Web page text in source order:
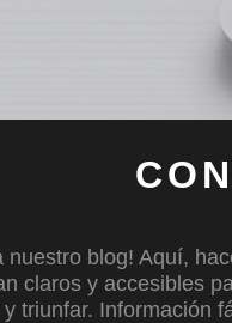
nuestro blog! Aquí,
claros y accesibles
triunfar. Información